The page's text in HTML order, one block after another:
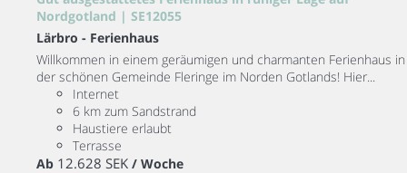
Nordgotland | SE12055
Lärbro - Ferienhaus
Willkommen in einem geräumigen und charmanten Ferienhaus in
der schönen Gemeinde Fleringe im Norden Gotlands! Hier...
Internet
6 km zum Sandstrand
Haustiere erlaubt
Terrasse
Ab 12.628 SEK / Woche